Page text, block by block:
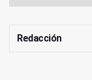
Redacción